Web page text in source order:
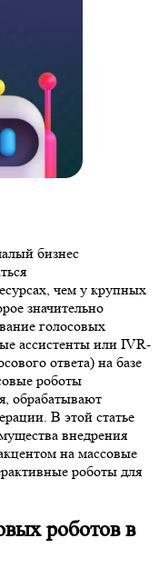
бизнес
чем у крупных
значительно
голосовых
ассистенты или IVR-
ответа) на базе
роботы
обрабатывают
В этой статье
внедрения
на массовые
роботы для
роботов в